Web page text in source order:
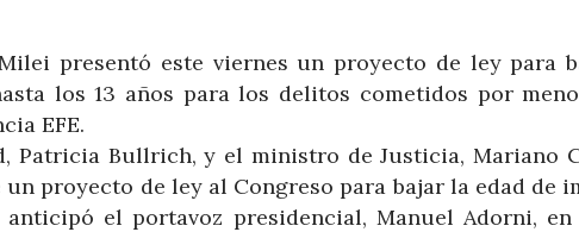
presentó este viernes un proyecto de ley para
los 13 años para los delitos cometidos por
EFE.
Patricia Bullrich, y el ministro de Justicia, Mariano
proyecto de ley al Congreso para bajar la edad de
anticipó el portavoz presidencial, Manuel Adorni,